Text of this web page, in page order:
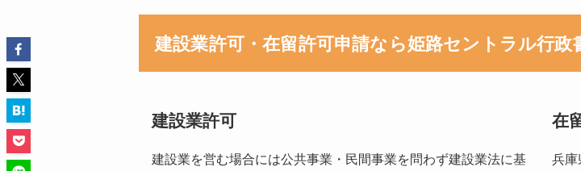
建設業許可・在留許可申請なら姫路セントラル行政
建設業許可
建設業を営む場合には公共事業・民間事業を問わず建設業法に基
在
兵